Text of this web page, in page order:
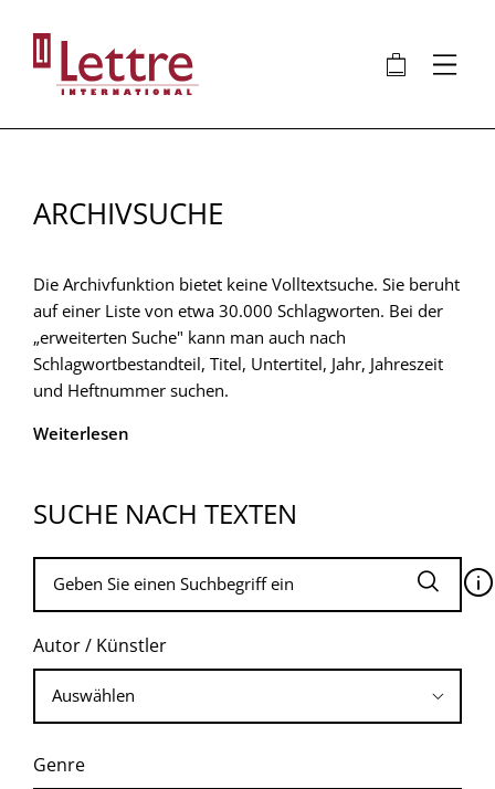
Inhalt
🛍 ⋮
ARCHIVSUCHE
Die Archivfunktion bietet keine Volltextsuche. Sie beruht
auf einer Liste von etwa 30.000 Schlagworten. Bei der
„erweiterten Suche" kann man auch nach
Schlagwortbestandteil, Titel, Untertitel, Jahr, Jahreszeit
und Heftnummer suchen.
Weiterlesen
SUCHE NACH TEXTEN
🛈
Autor / Künstler
Genre